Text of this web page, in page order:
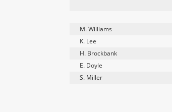
M. Williams
K. Lee
H. Brockbank
E. Doyle
S. Miller